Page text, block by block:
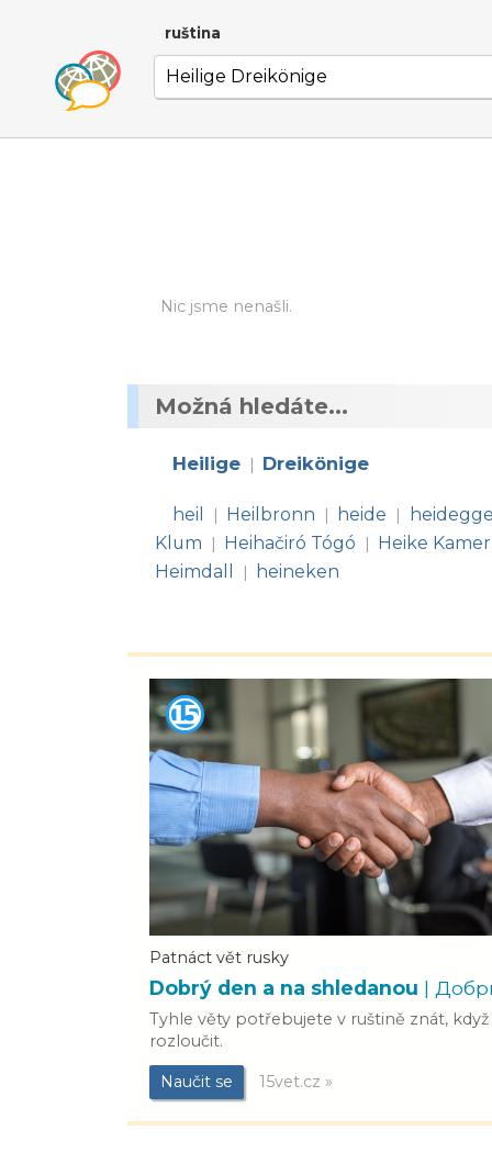
ruština
Nic jsme nenašli.
Možná hledáte...
Heilige | Dreikönige
heil | Heilbronn | heide |
Klum
| Heihačiró Tógó | Heike
Heimdall
| heineken
Patnáct vět rusky
Dobrý den a na shledanou |
Tyhle věty potřebujete v ruštině znát,
rozloučit.
Naučit se 15vet.cz »